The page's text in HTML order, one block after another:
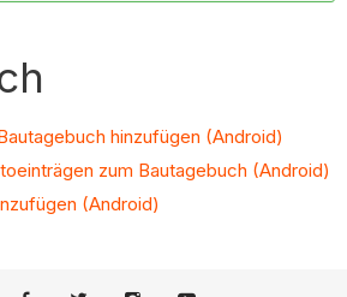
hinzufügen (Android)
zum Bautagebuch (Android)
(Android)